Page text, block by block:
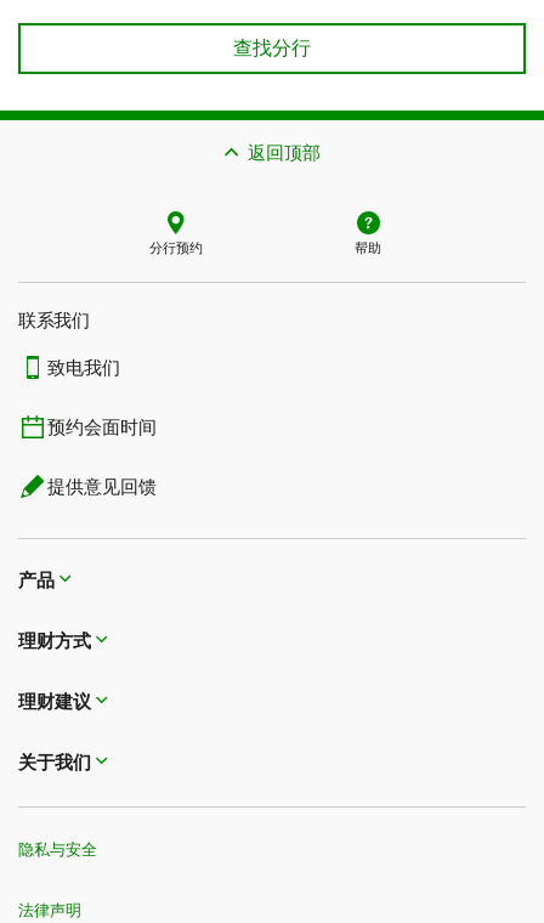
查找分行
返回顶部
分行预约 帮助
联系我们​​​​​​​
致电我们
预约会面时间
提供意见回馈
产品
理财方式
理财建议
关于我们
隐私与安全
法律声明